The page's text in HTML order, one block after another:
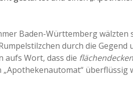
Baden-Württemberg wälzten
durch die Gegend
aufs Wort, dass die
überflüssig